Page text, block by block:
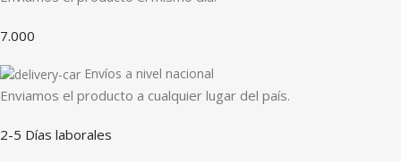
7.000
Envíos a nivel nacional
Enviamos el producto a cualquier lugar del país.
2-5 Días laborales